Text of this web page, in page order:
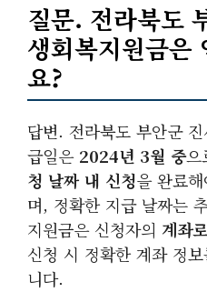
질문. 전라북도
생회복지원금은
요?
답변. 전라북도 부안군
급일은 2024년 3월 중으
청 날짜 내 신청을 완료
며, 정확한 지급 날짜는
지원금은 신청자의 계좌
신청 시 정확한 계좌 정
니다.